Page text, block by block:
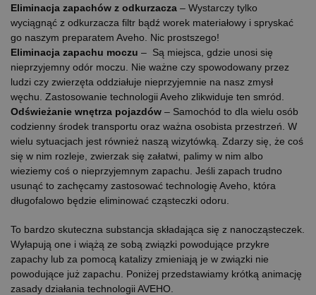
Eliminacja zapachów z odkurzacza – Wystarczy tylko
wyciągnąć z odkurzacza filtr bądź worek materiałowy i spryskać
go naszym preparatem Aveho. Nic prostszego!
Eliminacja zapachu moczu – Są miejsca, gdzie unosi się
nieprzyjemny odór moczu. Nie ważne czy spowodowany przez
ludzi czy zwierzęta oddziałuje nieprzyjemnie na nasz zmysł
węchu. Zastosowanie technologii Aveho zlikwiduje ten smród.
Odświeżanie wnętrza pojazdów – Samochód to dla wielu osób
codzienny środek transportu oraz ważna osobista przestrzeń. W
wielu sytuacjach jest również naszą wizytówką. Zdarzy się, że coś
się w nim rozleje, zwierzak się załatwi, palimy w nim albo
wieziemy coś o nieprzyjemnym zapachu. Jeśli zapach trudno
usunąć to zachęcamy zastosować technologię Aveho, która
długofalowo będzie eliminować cząsteczki odoru.
To bardzo skuteczna substancja składająca się z nanocząsteczek.
Wyłapują one i wiążą ze sobą związki powodujące przykre
zapachy lub za pomocą katalizy zmieniają je w związki nie
powodujące już zapachu. Poniżej przedstawiamy krótką animację
zasady działania technologii AVEHO.